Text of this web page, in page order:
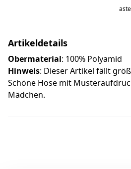
Artikeldetails
Obermaterial: 100% Polyamid
Hinweis: Dieser Artikel fällt
Schöne Hose mit
Mädchen.